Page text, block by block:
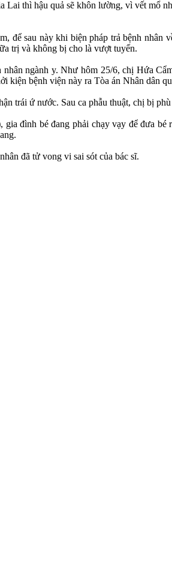
thì hậu quả sẽ khôn lường, vì vết mổ
để sau này khi biện pháp trả bệnh
trị và không bị cho là vượt tuyến.
ngành y. Như hôm 25/6, chị Hứa
kiện bệnh viện này ra Tòa án Nhân dân
trái ứ nước. Sau ca phẫu thuật, chị bị
đình bé đang phải chạy vạy để đưa
đã t‌ử von‌g vi sai sót của bác sĩ.